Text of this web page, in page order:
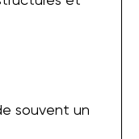
souvent un